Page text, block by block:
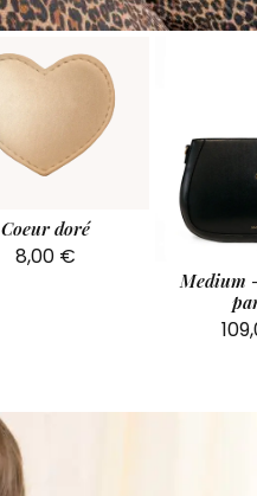
Coeur doré
8,00 €
Medium